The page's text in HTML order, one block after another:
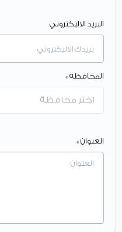
البريد الاليكتروني
المحافظة *
اختر محافظة
العنوان *